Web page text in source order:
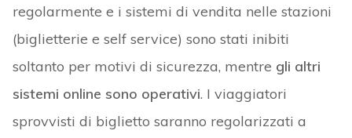
regolarmente e i sistemi di vendita nelle stazioni
(biglietterie e self service) sono stati inibiti
soltanto per motivi di sicurezza, mentre gli altri
sistemi online sono operativi. I viaggiatori
sprovvisti di biglietto saranno regolarizzati a